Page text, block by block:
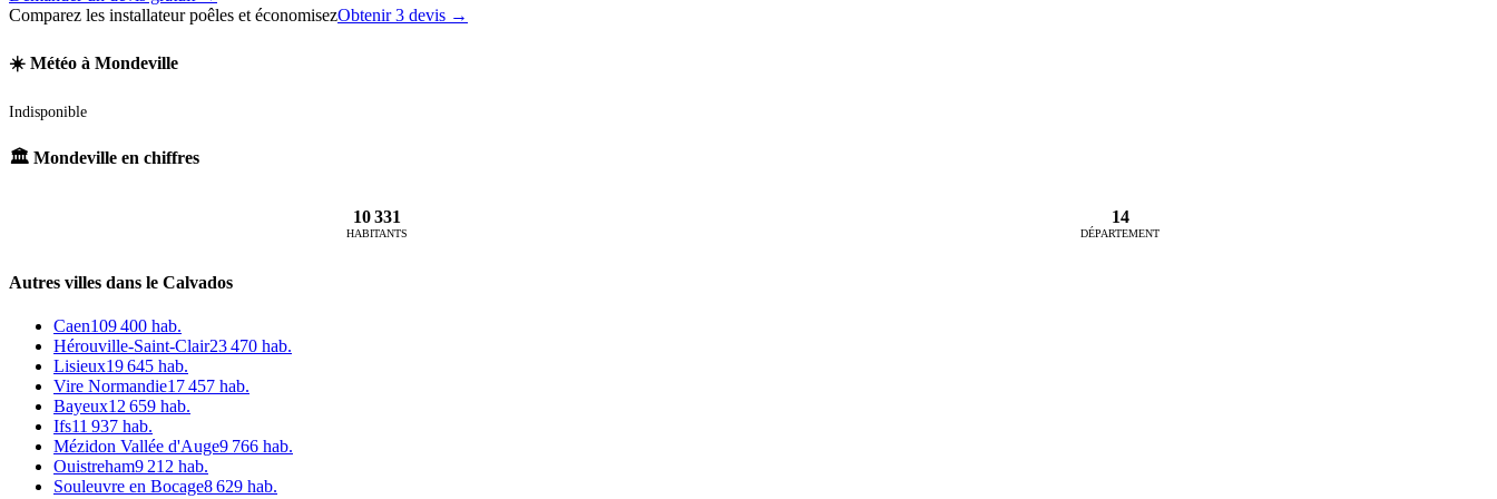
Comparez les installateur poêles et économisezObtenir 3 devis →
☀️ Météo à Mondeville
Indisponible
🏛️ Mondeville en chiffres
10 331
HABITANTS
14
DÉPARTEMENT
Autres villes dans le Calvados
Caen109 400 hab.
Hérouville-Saint-Clair23 470 hab.
Lisieux19 645 hab.
Vire Normandie17 457 hab.
Bayeux12 659 hab.
Ifs11 937 hab.
Mézidon Vallée d'Auge9 766 hab.
Ouistreham9 212 hab.
Souleuvre en Bocage8 629 hab.